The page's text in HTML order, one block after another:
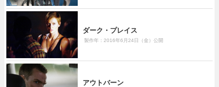
ダーク・プレイス
製作年：2016年6月24日（金）公開
アウトバーン